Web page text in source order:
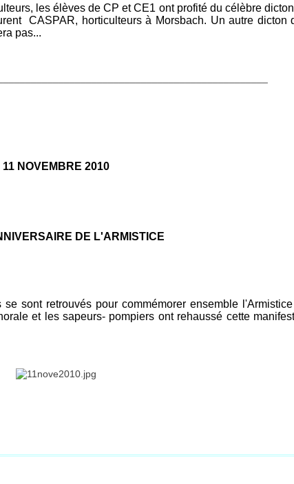
les élèves de CP et CE1 ont profité du célèbre
CASPAR, horticulteurs à Morsbach. Un autre dicton
pas...
11 NOVEMBRE 2010
DE L'ARMISTICE
sont retrouvés pour commémorer ensemble
et les sapeurs- pompiers ont rehaussé cette